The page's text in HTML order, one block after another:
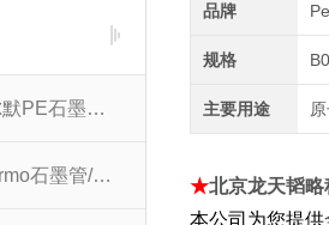
美国珀金埃尔默PE石墨管/石墨锥
美国热电Thermo石墨管/石墨锥
品牌
规格
主要用途
★北京龙天韬
本公司为您提供